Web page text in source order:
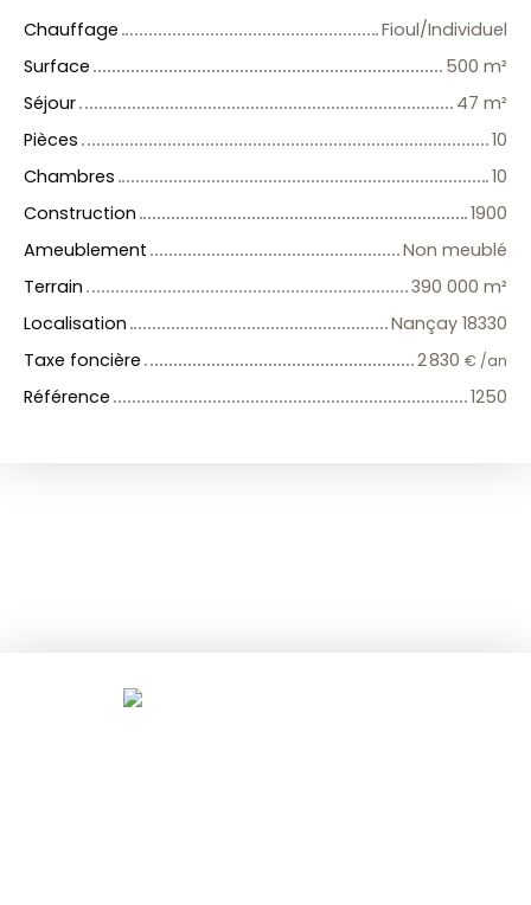
Chauffage
Fioul/Individuel
Surface
500 m²
Séjour
47 m²
Pièces
10
Chambres
10
Construction
1900
Ameublement
Non meublé
Terrain
390 000 m²
Localisation
Nançay 18330
Taxe foncière
2 830 € /an
Référence 1250